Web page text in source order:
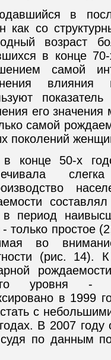
в
как со
возраст
в конце
самой
влияния
его
самой
поколений
конце 50-х
период
- только простое
во
(рис. 14).
уровня -
в 1999
с
В 2007
судя по данным